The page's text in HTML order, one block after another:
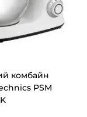
комбайн
PSM